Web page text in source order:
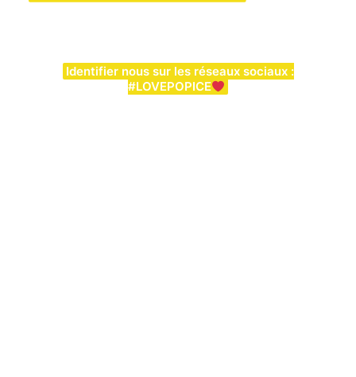
Identifier nous sur les réseaux sociaux :
#LOVEPOPICE